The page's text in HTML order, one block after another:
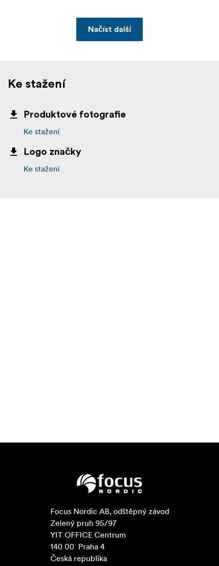
Načíst další
Ke stažení
Produktové fotografie
Ke stažení
Logo značky
Ke stažení
Focus Nordic AB, odštěpný závod
Zelený pruh 95/97
YIT OFFICE Centrum
140 00  Praha 4
Česká republika